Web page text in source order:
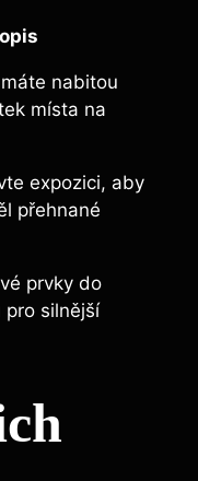
nabitou
místa na
expozici, ‍aby
přehnané
prvky do
pro silnější